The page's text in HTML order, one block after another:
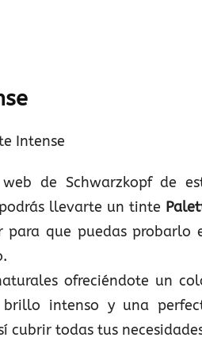
de Schwarzkopf de
llevarte un tinte
que puedas probarlo
ofreciéndote un
intenso y una
cubrir todas tus